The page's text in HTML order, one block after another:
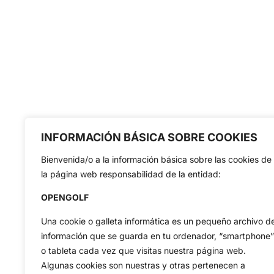
INFORMACIÓN BÁSICA SOBRE COOKIES
Bienvenida/o a la información básica sobre las cookies de
la página web responsabilidad de la entidad:
OPENGOLF
Una cookie o galleta informática es un pequeño archivo
información que se guarda en tu ordenador, “smartphone”
o tableta cada vez que visitas nuestra página web.
Algunas cookies son nuestras y otras pertenecen a